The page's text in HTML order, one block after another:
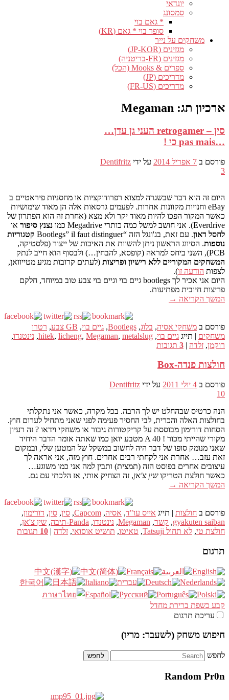
יונדאי
סמסונג
* גאם בוי
סופר בוי * גאם (KR)
משחקים על נייר
מגזינים (JP-KOR)
מגזינים (FR-בריטניה)
ספרים & Mooks (הכל)
מדריכים (JP)
מדריכים (FR-US)
ארכיון תג: Megaman
סין – retrogamer העני גן עדן…
…pas mais כי !
פורסם ב 7 אפריל 2014 על ידי Dentifritz
3
היום זה הוא דבר שבשגרה למצוא רפרודוקציות או מחסניות פיראטיים ב
eBay וחנויות מקוונות אחרות. לפעמים גרסאות אלה הן מאוד שימושיות
כאשר המקור הפכו להיות מאוד יקר ולא מצא (אחרת זה הוא הפתרון של
Everdrive). אני חושב למשל כמה כותרי Megadrive כמו
נצנץ סיפור או
לחסל דאון. עם זאת, בג'ונגל הזה “Bootlegs” il faut distinguer
קטגוריות
נוספות. הסיווג הראשון ניתן להשוות את האיכות של ייצור (פלסטיקה,
PCB), השני ביחס למראה (קופסא, להבחין…) ולבסוף הוא חייב לנתק
המשחקים המקוריים ללא רישיון ופריצות (לעתים קרובות מגיע מטייוואן,
לצפות הודעה זו).
היום אני אכיר לך bootlegs גיים בוי וגיים בוי צבע טוב במיוחד, חלקם
פריצות חיובית מפתיעות.
המשך הקריאה →
פורסם ב משחקי אסיה, בלוג,
Bootlegs
, גיים בוי, GB צבע , רטרו
משחקים | תייג גיים בוי,
hitek, licheng, Megaman, metalslug
, נינטנדו,
רוקמן, זלדה |
3 תגובות
חולצות פנדה-Box
פורסם ב 4 יולי 2011 על ידי Dentifritz
10
הנה כרטיס שבהחלט יש לך הרבה. בכל מקרה, כאשר אני נתקלתי
בחולצות האלה והכרית, לבי החסיר פעימה לפני שאני מתחיל לערום חוץ.
הסחות דורימון מבוססת על קריקטורות גיבור או משחקי וידאו ? זה רעיון
מקורי שהייתי מכור !
A 40 מטבע יואן כמו שאתה אומר הדבר היחיד
שאני מנומק סופו של דבר היה לחשוב במשקל של המטען שלי, ובמקום
זאת עזב… אחרת אני לקחתי רבים אחרים. חוץ מזה, אני אראה לך
עיצובים אחרים בפוסט הזה (תמצית) ותבין למה אני כמו משוגע…
כאשר חולצת הטריקושין צ'אן, זה הצחיק אותי, אז הלכתי עם גם.
המשך הקריאה →
פורסם ב חולצות | תייג אייס עו"ד, אסיה,
Capcom
, סין, סין, דורימון,
gyakuten saiban
, קשר,
Megaman
, נינטנדו, Panda-תיבה , שין צ'אן,
חולצת טי, לא תחול Tatsuji , טאיטו, תושיט אוסואי, זלדה |
10 תגובות
תרגום
קבע כשפת ברירת מחדל
עריכת תרגום
חיפוש משחק (לשעבר: מריו)
לחפש
Random Pr0n